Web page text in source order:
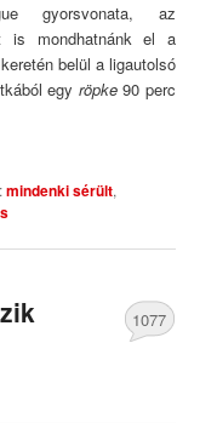
gyorsvonata, az
is mondhatnánk el a
belül a ligautolsó
egy röpke90 perc
mindenki sérült,
1077